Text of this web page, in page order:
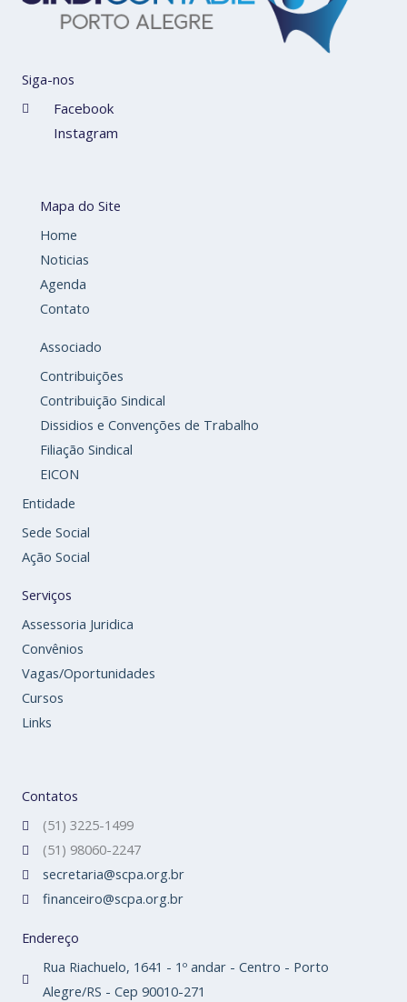
Siga-nos
Facebook
Instagram
Mapa do Site
Home
Noticias
Agenda
Contato
Associado
Contribuições
Contribuição Sindical
Dissidios e Convenções de Trabalho
Filiação Sindical
EICON
Entidade
Sede Social
Ação Social
Serviços
Assessoria Juridica
Convênios
Vagas/Oportunidades
Cursos
Links
Contatos
(51) 3225-1499
(51) 98060-2247
secretaria@scpa.org.br
financeiro@scpa.org.br
Endereço
Rua Riachuelo, 1641 - 1º andar - Centro - Porto
Alegre/RS - Cep 90010-271